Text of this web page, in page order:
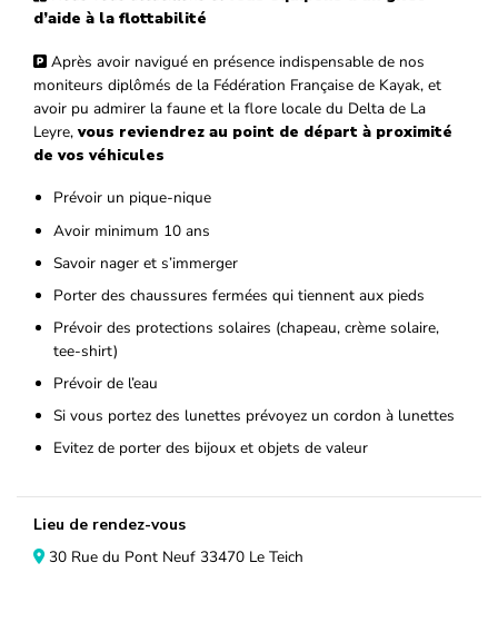
d’aide à la flottabilité
Après avoir navigué en présence indispensable de nos
moniteurs diplômés de la Fédération Française de Kayak, et
avoir pu admirer la faune et la flore locale du Delta de La
Leyre, vous reviendrez au point de départ à proximité
de vos véhicules
Prévoir un pique-nique
Avoir minimum 10 ans
Savoir nager et s’immerger
Porter des chaussures fermées qui tiennent aux pieds
Prévoir des protections solaires (chapeau, crème solaire,
tee-shirt)
Prévoir de l’eau
Si vous portez des lunettes prévoyez un cordon à lunettes
Evitez de porter des bijoux et objets de valeur
Lieu de rendez-vous
30 Rue du Pont Neuf 33470 Le Teich